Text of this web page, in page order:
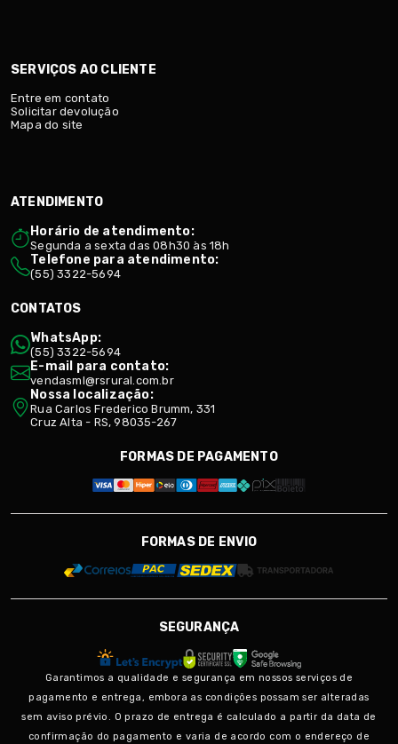
SERVIÇOS AO CLIENTE
Entre em contato
Solicitar devolução
Mapa do site
ATENDIMENTO
Horário de atendimento:
Segunda a sexta das 08h30 às 18h
Telefone para atendimento:
(55) 3322-5694
CONTATOS
WhatsApp:
(55) 3322-5694
E-mail para contato:
vendasml@rsrural.com.br
Nossa localização:
Rua Carlos Frederico Brumm, 331
Cruz Alta - RS, 98035-267
FORMAS DE PAGAMENTO
FORMAS DE ENVIO
SEGURANÇA
Garantimos a qualidade e segurança em nossos serviços de
pagamento e entrega, embora as condições possam ser alteradas
sem aviso prévio. O prazo de entrega é calculado a partir da data de
confirmação do pagamento e varia de acordo com o endereço de